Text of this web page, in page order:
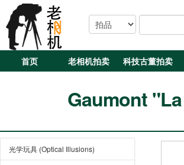
首页 老相机拍卖 科技古董拍卖
Gaumont
光学玩具 (Optical Illusions)